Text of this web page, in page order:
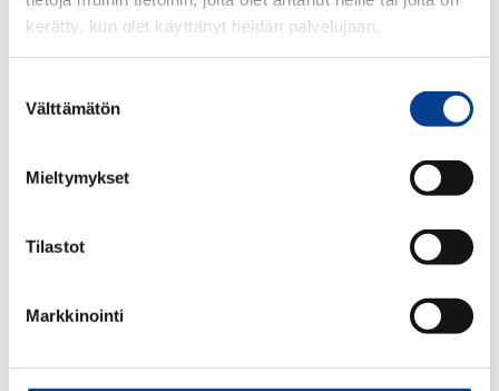
kerätty, kun olet käyttänyt heidän palvelujaan.
valinta
Välttämätön
Mieltymykset
Tilastot
Markkinointi
PAIKKAMAALI A7C